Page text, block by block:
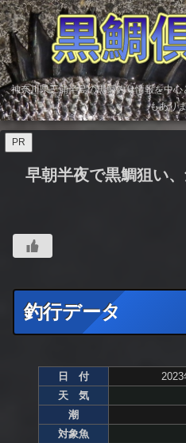
神奈川県三浦半島の黒鯛釣り情報を中
もあり
PR
早朝半夜で黒鯛狙い、
釣行データ
日 付
2023
天 気
潮
対象魚